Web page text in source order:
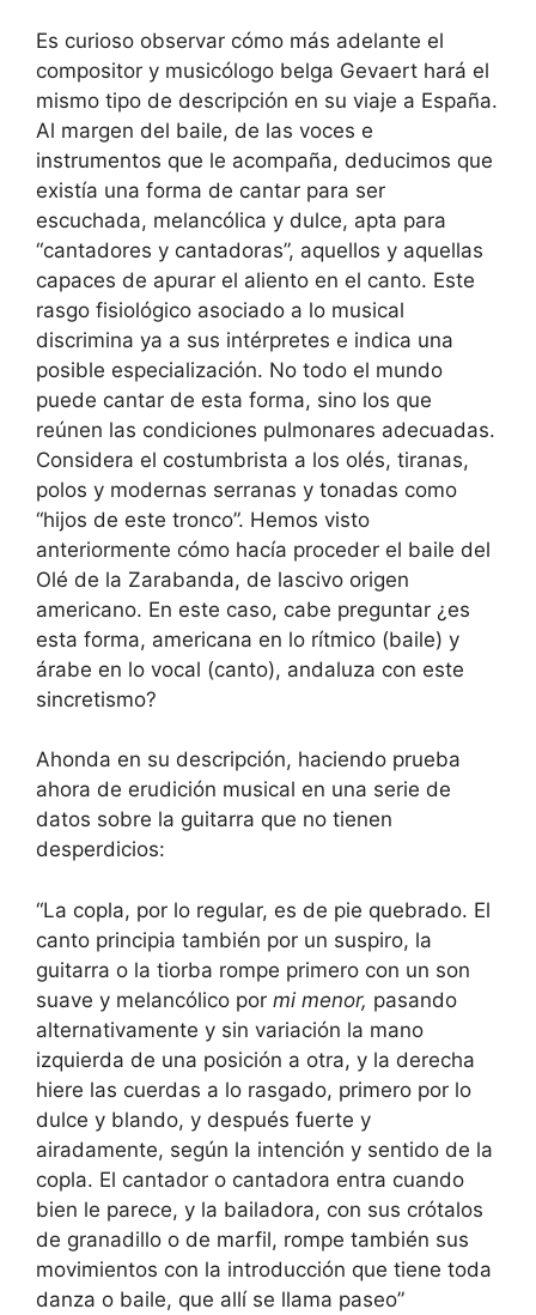
Es curioso observar cómo más adelante el
compositor y musicólogo belga Gevaert hará el
mismo tipo de descripción en su viaje a España.
Al margen del baile, de las voces e
instrumentos que le acompaña, deducimos que
existía una forma de cantar para ser
escuchada, melancólica y dulce, apta para
“cantadores y cantadoras”, aquellos y aquellas
capaces de apurar el aliento en el canto. Este
rasgo fisiológico asociado a lo musical
discrimina ya a sus intérpretes e indica una
posible especialización. No todo el mundo
puede cantar de esta forma, sino los que
reúnen las condiciones pulmonares adecuadas.
Considera el costumbrista a los olés, tiranas,
polos y modernas serranas y tonadas como
“hijos de este tronco”. Hemos visto
anteriormente cómo hacía proceder el baile del
Olé de la Zarabanda, de lascivo origen
americano. En este caso, cabe preguntar ¿es
esta forma, americana en lo rítmico (baile) y
árabe en lo vocal (canto), andaluza con este
sincretismo?
Ahonda en su descripción, haciendo prueba
ahora de erudición musical en una serie de
datos sobre la guitarra que no tienen
desperdicios:
“La copla, por lo regular, es de pie quebrado. El
canto principia también por un suspiro, la
guitarra o la tiorba rompe primero con un son
suave y melancólico por mi menor, pasando
alternativamente y sin variación la mano
izquierda de una posición a otra, y la derecha
hiere las cuerdas a lo rasgado, primero por lo
dulce y blando, y después fuerte y
airadamente, según la intención y sentido de la
copla. El cantador o cantadora entra cuando
bien le parece, y la bailadora, con sus crótalos
de granadillo o de marfil, rompe también sus
movimientos con la introducción que tiene toda
danza o baile, que allí se llama paseo”